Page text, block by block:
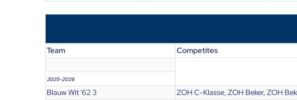
Team Competites
2025-2026
Blauw Wit '62 3 ZOH C-Klasse, ZOH Beker, ZOH